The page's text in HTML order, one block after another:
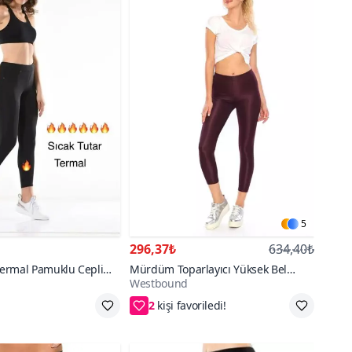
Pamuklu Cepli
5
296,37₺ 634,40₺
Mürdüm Toparlayıcı Yüksek Bel
Parlak Disko Tayt
Westbound
2
S,M,L